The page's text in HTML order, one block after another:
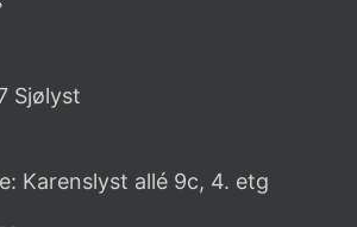
Sjølyst
Karenslyst allé 9c, 4. etg